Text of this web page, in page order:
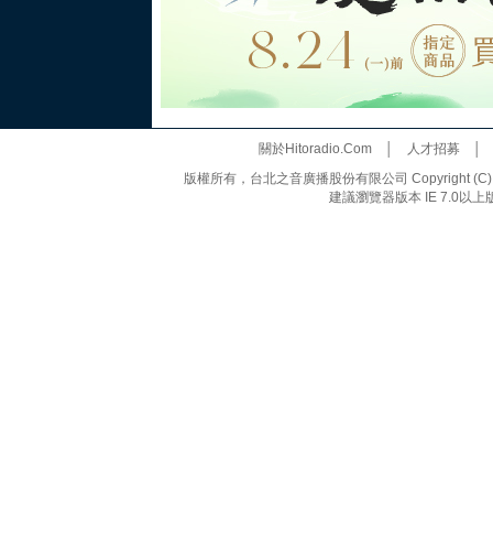
關於Hitoradio.Com│ 人才招募
版權所有，台北之音廣播股份有限公司 Copyright
建議瀏覽器版本 IE 7.0以上